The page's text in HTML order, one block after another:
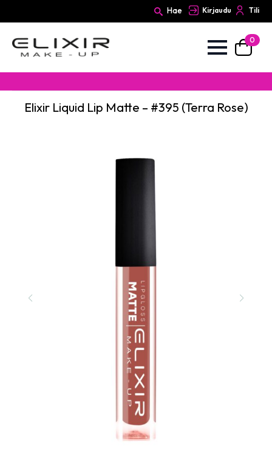
Hae Kirjaudu Tili
0
Elixir Liquid Lip Matte – #395 (Terra Rose)